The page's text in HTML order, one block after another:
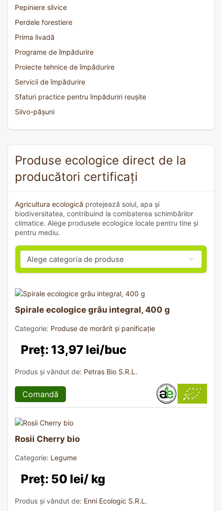
Pepiniere silvice
Perdele forestiere
Prima livadă
Programe de împădurire
Proiecte tehnice de împădurire
Servicii de împădurire
Sfaturi practice pentru împăduriri reușite
Silvo-pășuni
Produse ecologice direct de la
producători certificați
Agricultura ecologică protejează solul, apa și
biodiversitatea, contribuind la combaterea schimbărilor
climatice. Alege produsele ecologice locale pentru tine și
pentru mediu.
Spirale ecologice grâu integral, 400 g
Categorie: Produse de morărit și panificație
Preț: 13,97 lei/buc
Produs și vândut de: Petras Bio S.R.L.
Comandă
Rosii Cherry bio
Categorie: Legume
Preț: 50 lei/ kg
Produs și vândut de: Enni Ecologic S.R.L.